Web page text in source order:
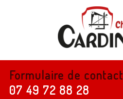
Formulaire de contact
07 49 72 88 28